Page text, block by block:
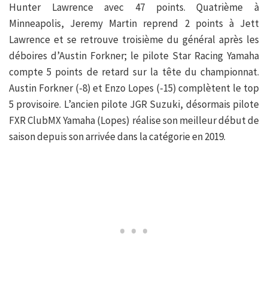
Hunter Lawrence avec 47 points. Quatrième à
Minneapolis, Jeremy Martin reprend 2 points à Jett
Lawrence et se retrouve troisième du général après les
déboires d’Austin Forkner; le pilote Star Racing Yamaha
compte 5 points de retard sur la tête du championnat.
Austin Forkner (-8) et Enzo Lopes (-15) complètent le top
5 provisoire. L’ancien pilote JGR Suzuki, désormais pilote
FXR ClubMX Yamaha (Lopes) réalise son meilleur début de
saison depuis son arrivée dans la catégorie en 2019.